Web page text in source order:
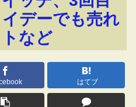
デーでも売れ
など
はてブ